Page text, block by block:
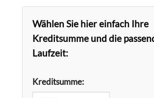
Wählen Sie hier einfach Ihre
Kreditsumme und die
Laufzeit:
Kreditsumme: